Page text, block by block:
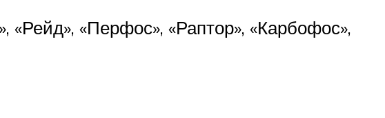
«Перфос», «Раптор», «Карбофос»,